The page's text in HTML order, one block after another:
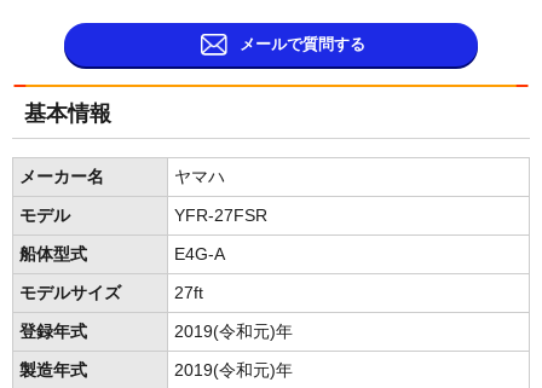
メールで質問する
基本情報
メーカー名 ヤマハ
モデル YFR-27FSR
船体型式 E4G-A
モデルサイズ 27ft
登録年式 2019(令和元)年
製造年式 2019(令和元)年